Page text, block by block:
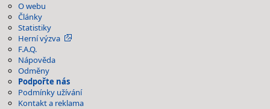
O webu
Články
Statistiky
Herní výzva
F.A.Q.
Nápověda
Odměny
Podpořte nás
Podmínky užívání
Kontakt a reklama